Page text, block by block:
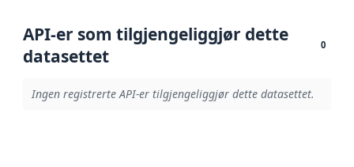
API-er som tilgjengeliggjør dette
datasettet
0
Ingen registrerte API-er tilgjengeliggjør dette datasettet.